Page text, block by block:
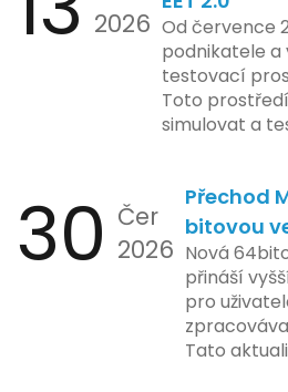
limity na
Tato
pokročilé
aktivit, což
soukromí a
bezpečnost
regulační
na pozoru a
případu velmi
společnosti
podrobnější
konkrétních
ose
2026 Od července
podnikatele a
testovací
Toto
simulovat a
mají možnost
své systémy
nového
30 Čer
2026
Přechod
bitovou
Nová
přináší
pro
Tato